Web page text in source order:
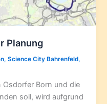
Planung
,Science City Bahrenfeld,
Osdorfer Born und die
soll, wird aufgrund